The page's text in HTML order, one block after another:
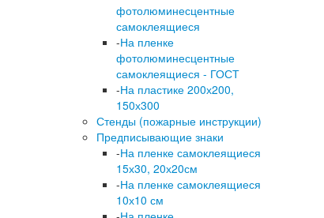
фотолюминесцентные
самоклеящиеся
-На пленке
фотолюминесцентные
самоклеящиеся - ГОСТ
-На пластике 200х200,
150х300
Стенды (пожарные инструкции)
Предписывающие знаки
-На пленке самоклеящиеся
15х30, 20х20см
-На пленке самоклеящиеся
10х10 см